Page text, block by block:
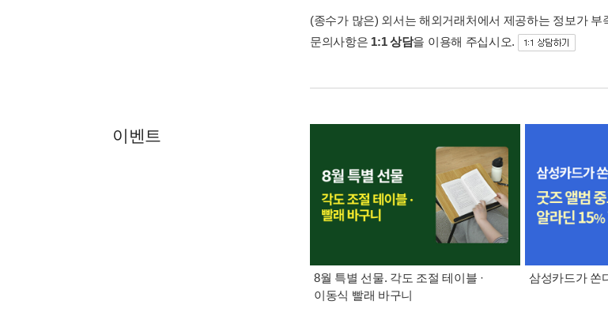
(종수가 많은) 외서는 해외거래처에서 제공하는 정보가
문의사항은 1:1 상담을 이용해 주십시오.
이벤트
8월 특별 선물. 각도 조절 테이블 ·
이동식 빨래 바구니
삼성카드가 쏜